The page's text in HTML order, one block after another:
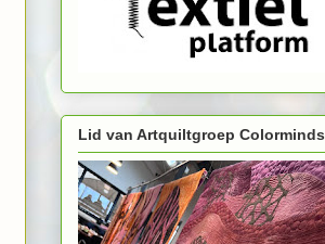
Lid van Artquiltgroep Colorminds